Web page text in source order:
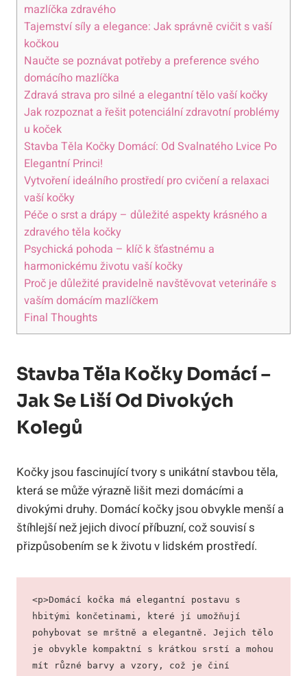
mazlíčka zdravého
Tajemství síly a elegance: Jak správně cvičit s vaší
kočkou
Naučte se poznávat potřeby a preference svého
domácího mazlíčka
Zdravá strava pro silné a elegantní tělo vaší kočky
Jak rozpoznat a řešit potenciální zdravotní problémy
u koček
Stavba Těla Kočky Domácí: Od Svalnatého Lvice Po
Elegantní Princi!
Vytvoření ideálního prostředí pro cvičení a relaxaci
vaší kočky
Péče o srst a drápy – důležité aspekty krásného a
zdravého těla kočky
Psychická pohoda – klíč k šťastnému a
harmonickému životu vaší kočky
Proč je důležité pravidelně navštěvovat veterináře s
vaším domácím mazlíčkem
Final Thoughts
Stavba Těla Kočky Domácí –
Jak Se Liší Od Divokých
Kolegů
Kočky jsou fascinující tvory s unikátní stavbou těla,
která se může výrazně lišit mezi domácími a
divokými druhy. Domácí kočky jsou obvykle menší a
štíhlejší než jejich divocí příbuzní, což souvisí s
přizpůsobením se k životu v lidském prostředí.
<p>Domácí kočka má elegantní postavu s
hbitými končetinami, které jí umožňují
pohybovat se mrštně a elegantně. Jejich tělo
je obvykle kompaktní s krátkou srstí a mohou
mít různé barvy a vzory, což je činí